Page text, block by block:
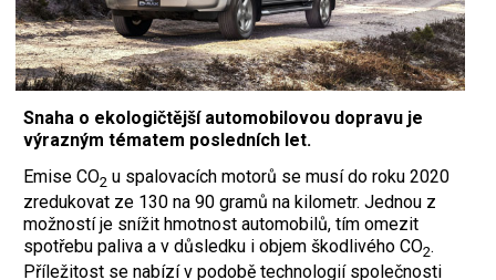
Snaha o ekologičtější automobilovou dopravu je
výrazným tématem posledních let.
Emise CO2 u spalovacích motorů se musí do roku 2020
zredukovat ze 130 na 90 gramů na kilometr. Jednou z
možností je snížit hmotnost automobilů, tím omezit
spotřebu paliva a v důsledku i objem škodlivého CO2.
Příležitost se nabízí v podobě technologií společnosti